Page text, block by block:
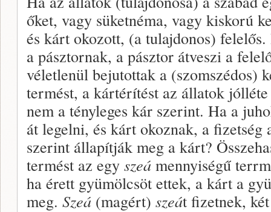
őket, vagy süketnéma, vagy kiskorú
és kárt okozott, (a tulajdonos)
a pásztornak, a pásztor átveszi a
véletlenül bejutottak a (szomszédos)
termést, a kártérítést az állatok
nem a tényleges kár szerint. Ha a
át legelni, és kárt okoznak, a
szerint állapítják meg a kárt?
termést az egy szeá mennyiségű
ha érett gyümölcsöt ettek, a kárt a
meg. Szeá (magért) szeát fizetnek,